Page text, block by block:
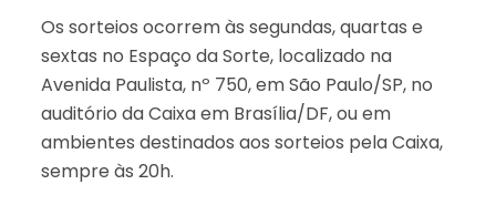
Os sorteios ocorrem às segundas, quartas e
sextas no Espaço da Sorte, localizado na
Avenida Paulista, nº 750, em São Paulo/SP, no
auditório da Caixa em Brasília/DF, ou em
ambientes destinados aos sorteios pela Caixa,
sempre às 20h.